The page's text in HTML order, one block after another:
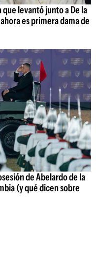
levantó junto a De la
es primera dama de
de Abelardo de la
(y qué dicen sobre